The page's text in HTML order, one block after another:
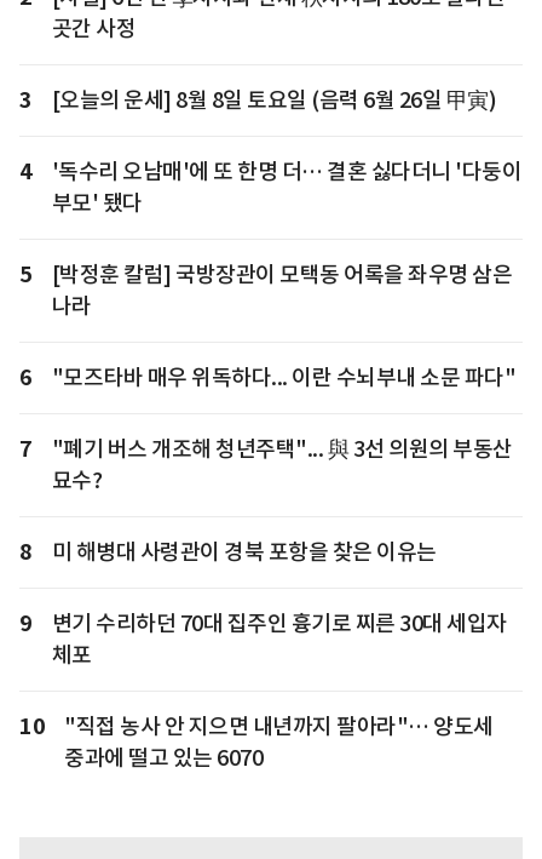
곳간 사정
3 [오늘의 운세] 8월 8일 토요일 (음력 6월 26일 甲寅)
4
'독수리 오남매'에 또 한명 더… 결혼 싫다더니 '다둥이
부모' 됐다
5
[박정훈 칼럼] 국방장관이 모택동 어록을 좌우명 삼은
나라
6 "모즈타바 매우 위독하다... 이란 수뇌부내 소문 파다"
7
"폐기 버스 개조해 청년주택"... 與 3선 의원의 부동산
묘수?
8 미 해병대 사령관이 경북 포항을 찾은 이유는
9
변기 수리하던 70대 집주인 흉기로 찌른 30대 세입자
체포
10
"직접 농사 안 지으면 내년까지 팔아라"… 양도세
중과에 떨고 있는 6070